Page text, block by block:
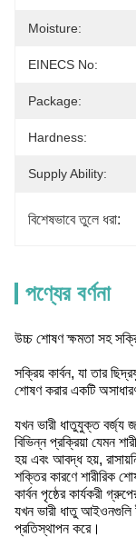
Moisture:
EINECS No:
Package:
Hardness:
Supply Ability:
বিশেষভাবে তুলে ধরা:
পণ্যের বর্ণনা
উচ্চ শোষণ ক্ষমতা সহ
সক্রিয় কার্বন, যা তার
শোষণ করার একটি
যখন ভারী ধাতুযুক্ত বর্জ্য
বিভিন্ন প্রক্রিয়া যেমন
হয় এবং আবদ্ধ হয়,
শক্তির কারণে শারীরিক
কার্বন পৃষ্ঠের কার্যকরী
যখন ভারী ধাতু
প্রতিস্থাপন করে।